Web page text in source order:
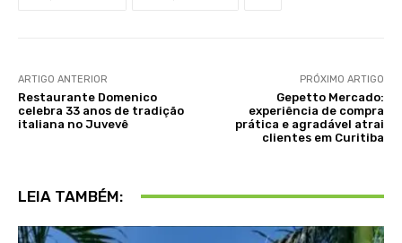
ARTIGO ANTERIOR
Restaurante Domenico
celebra 33 anos de tradição
italiana no Juvevê
PRÓXIMO ARTIGO
Gepetto Mercado:
experiência de compra
prática e agradável atrai
clientes em Curitiba
LEIA TAMBÉM: